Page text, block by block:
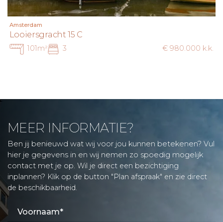
Amsterdam
Looiersgracht 15 C
101m² 3 € 980.000 k.k.
MEER INFORMATIE?
Ben jij benieuwd wat wij voor jou kunnen betekenen? Vul
hier je gegevens in en wij nemen zo spoedig mogelijk
contact met je op. Wil je direct een bezichtiging
inplannen? Klik op de button "Plan afspraak" en zie direct
de beschikbaarheid.